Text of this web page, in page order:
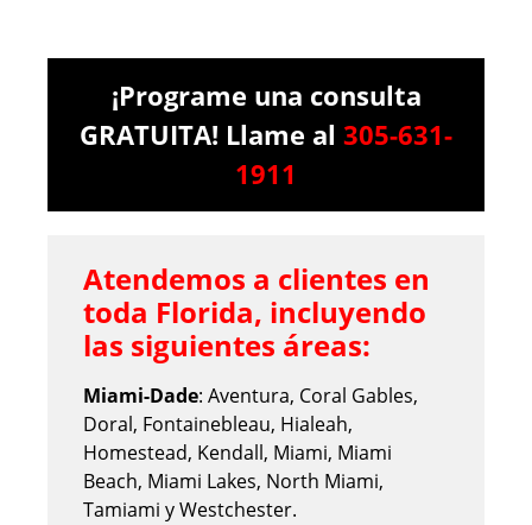
¡Programe una consulta
GRATUITA! Llame al 305-631-
1911
Atendemos a clientes en
toda Florida, incluyendo
las siguientes áreas:
Miami-Dade: Aventura, Coral Gables,
Doral, Fontainebleau, Hialeah,
Homestead, Kendall, Miami, Miami
Beach, Miami Lakes, North Miami,
Tamiami y Westchester.